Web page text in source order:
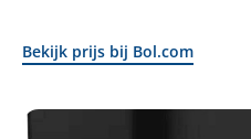
Bekijk prijs bij Bol.com